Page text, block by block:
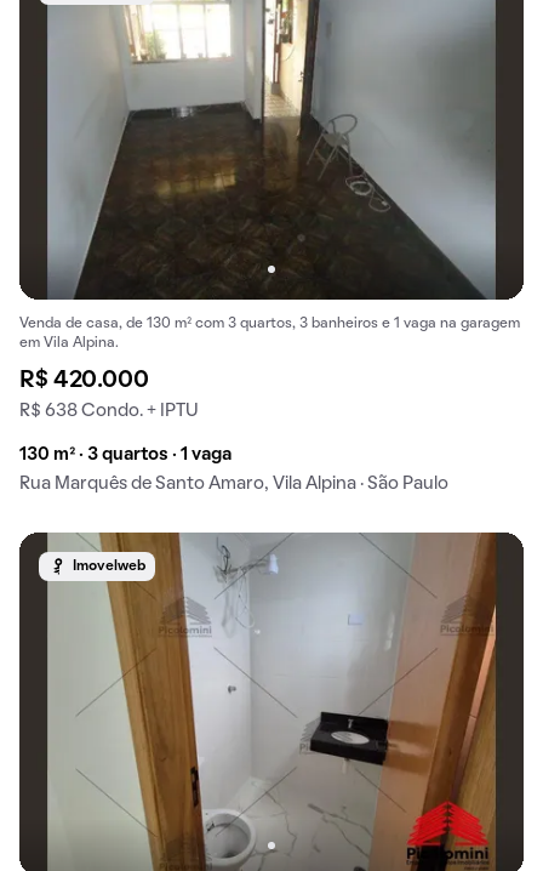
Venda de casa, de 130 m² com 3 quartos, 3 banheiros e 1 vaga na garagem
em Vila Alpina.
R$ 420.000
R$ 638 Condo. + IPTU
130 m² · 3 quartos · 1 vaga
Rua Marquês de Santo Amaro, Vila Alpina · São Paulo
Imovelweb